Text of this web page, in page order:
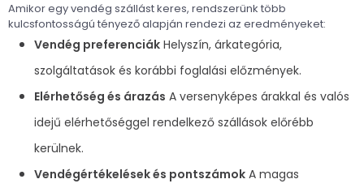
Amikor egy vendég szállást keres, rendszerünk több
kulcsfontosságú tényező alapján rendezi az eredményeket:
Vendég preferenciák Helyszín, árkategória,
szolgáltatások és korábbi foglalási előzmények.
Elérhetőség és árazás A versenyképes árakkal és valós
idejű elérhetőséggel rendelkező szállások előrébb
kerülnek.
Vendégértékelések és pontszámok A magas